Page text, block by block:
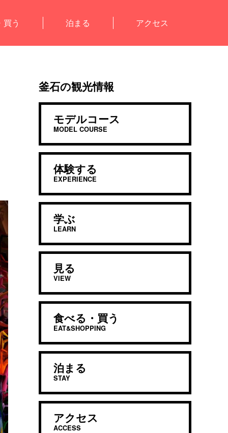
買う 泊まる アクセス
釜石の観光情報
モデルコース
MODEL COURSE
体験する
EXPERIENCE
学ぶ
LEARN
見る
VIEW
食べる・買う
EAT&SHOPPING
泊まる
STAY
アクセス
ACCESS